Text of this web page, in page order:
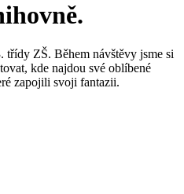
ZŠ. Během návštěvy jsme si
kde najdou své oblíbené
zapojili svoji fantazii.